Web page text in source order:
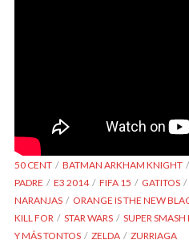
50 CENT BATMAN ARKHAM KNIGHT
PADRE
E3 2014 FIFA 15 GATITOS
NARANJAS
ORANGE IS THE NEW
KILL FOR
STAR WARS SUPER SMASH
Y MÁS TONTOS
ZELDA ZURRIAGA